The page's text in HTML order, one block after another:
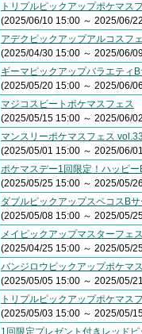
トリプルピックアップポケマス
(2025/06/10 15:00 ～ 2025/06/
アデクピックアップアルコスフ
(2025/04/30 15:00 ～ 2025/06/
ギーマピックアップバラエティ
(2025/05/20 15:00 ～ 2025/06/
マジコスビートポケマスフェス
(2025/05/15 15:00 ～ 2025/06/
マンスリーポケマスフェス
(2025/05/01 15:00 ～ 2025/06/
ポケマスデー1回限定！ハッピー
(2025/05/25 15:00 ～ 2025/05/
ダブルピックアップスペコスBサ
(2025/05/08 15:00 ～ 2025/05/
メイピックアップマスターフェス
(2025/04/25 15:00 ～ 2025/05/
バンジロウピックアップポケマ
(2025/05/05 15:00 ～ 2025/05/
トリプルピックアップポケマス
(2025/05/03 15:00 ～ 2025/05/
1回限定プレゼント付きレッド